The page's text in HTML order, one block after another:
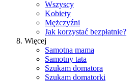
Wszyscy
Kobiety
Mężczyźni
Jak korzystać bezpłatnie?
Więcej
Samotna mama
Samotny tata
Szukam domatora
Szukam domatorki